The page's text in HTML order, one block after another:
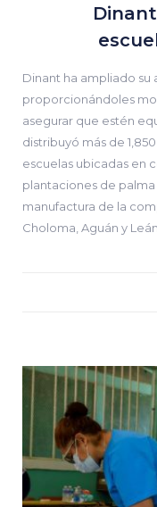
Dinant ha ampliado
proporcionándoles
asegurar que estén
distribuyó más de
escuelas ubicadas en
plantaciones de
manufactura de la
Choloma, Aguán y